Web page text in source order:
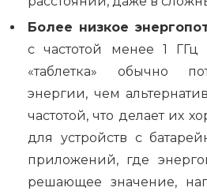
Более низкое
с частотой менее 1 ГГц
«таблетка» обычно
энергии, чем
частотой, что делает их
для устройств с
приложений, где
решающее значение,